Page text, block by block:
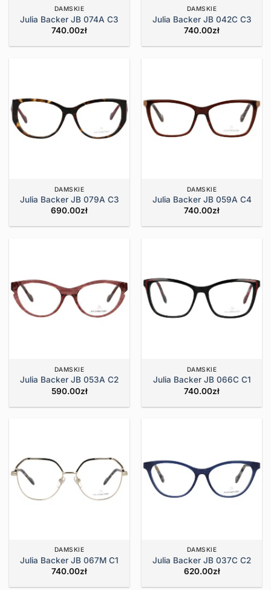
DAMSKIE
Julia Backer JB 074A C3
740.00zł
DAMSKIE
Julia Backer JB 042C C3
740.00zł
DAMSKIE
Julia Backer JB 079A C3
690.00zł
DAMSKIE
Julia Backer JB 059A C4
740.00zł
DAMSKIE
Julia Backer JB 053A C2
590.00zł
DAMSKIE
Julia Backer JB 066C C1
740.00zł
DAMSKIE
Julia Backer JB 067M C1
740.00zł
DAMSKIE
Julia Backer JB 037C C2
620.00zł